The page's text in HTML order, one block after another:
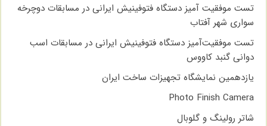
تست موفقیت آمیز دستگاه فتوفینیش ایرانی در مسابقات دوچرخه
سواری شهر آفتاب
تست موفقیت‌آمیز دستگاه فتوفینیش ایرانی در مسابقات اسب
دوانی گنبد کاووس
یازدهمین نمایشگاه تجهیزات ساخت ایران
Photo Finish Camera
شاتر رولینگ و گلوبال